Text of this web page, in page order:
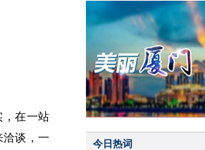
，在一站
谈，一
今日热词